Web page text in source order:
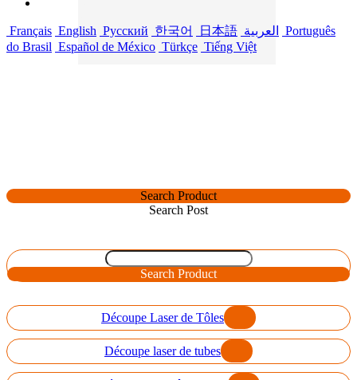
Français English Русский 한국어 日本語 العربية
Português
do Brasil Español de México Türkçe Tiếng Việt
Search Product
Search Post
Search Product
Découpe Laser de Tôles
Découpe laser de tubes